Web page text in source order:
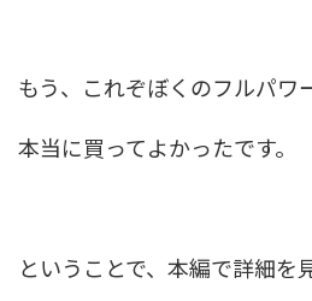
もう、これぞぼくのフルパワ
本当に買ってよかったです。
ということで、本編で詳細を